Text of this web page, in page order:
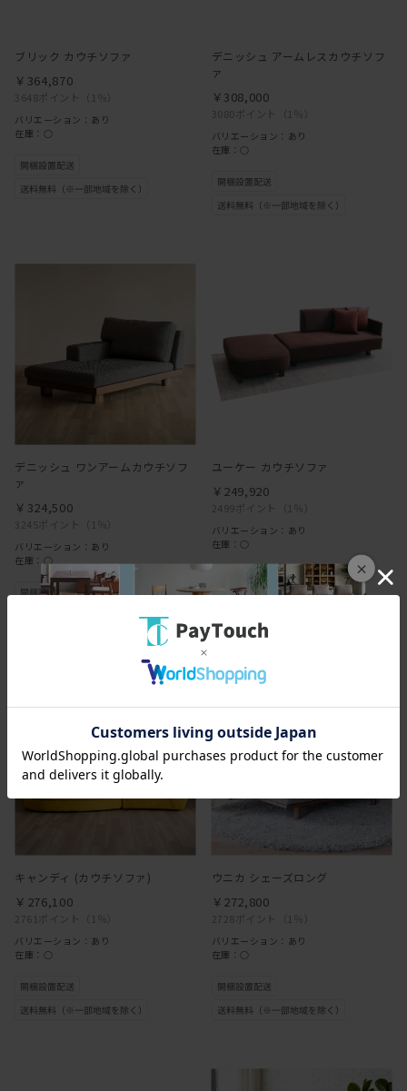
×
ブリック カウチソファ
3648ポイント （1％）
￥364,870
バリエーション：あり
在庫：○
デニッシュ アームレスカウチソフ
ァ
3080ポイント （1％）
￥308,000
バリエーション：あり
在庫：○
デニッシュ ワンアームカウチソフ
ァ
3245ポイント （1％）
￥324,500
バリエーション：あり
在庫：○
ユーケー カウチソファ
2499ポイント （1％）
￥249,920
バリエーション：あり
在庫：○
キャンディ (カウチソファ)
2761ポイント （1％）
￥276,100
バリエーション：あり
在庫：○
ウニカ シェーズロング
2728ポイント （1％）
￥272,800
バリエーション：あり
在庫：○